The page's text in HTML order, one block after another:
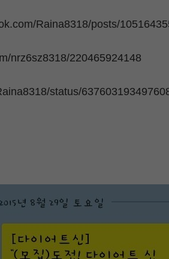
Raina8318/posts/
nrz6sz8318/220465924148
status/